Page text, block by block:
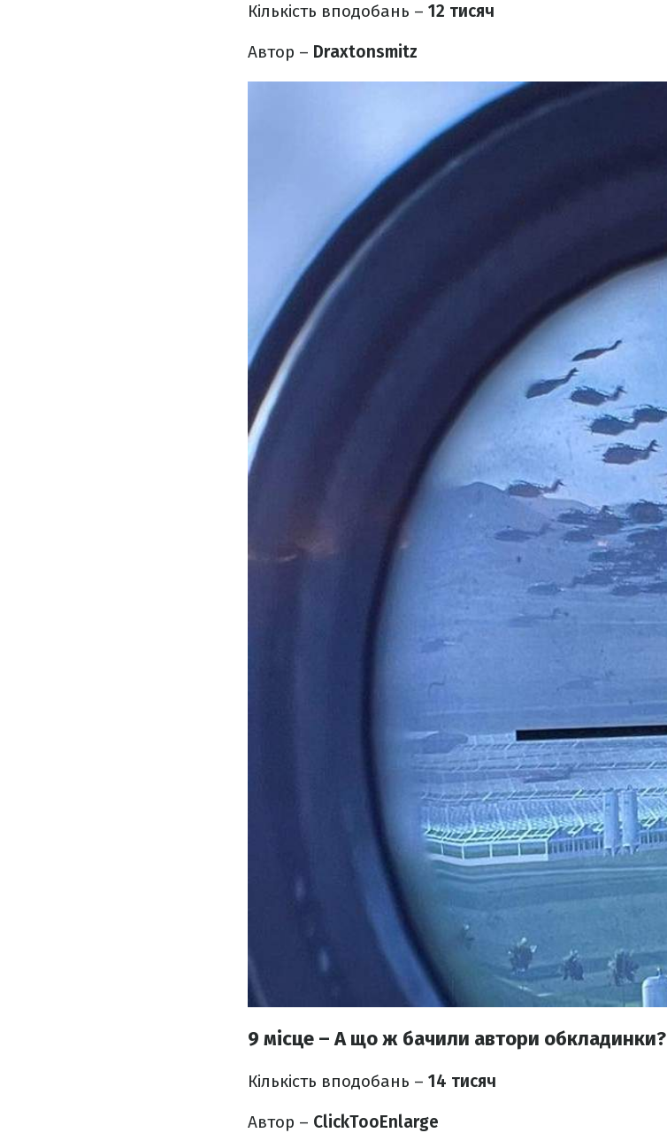
Кількість вподобань – 12 тисяч
Автор – Draxtonsmitz
9 місце – А що ж бачили автори обкладинки?
Кількість вподобань – 14 тисяч
Автор – ClickTooEnlarge